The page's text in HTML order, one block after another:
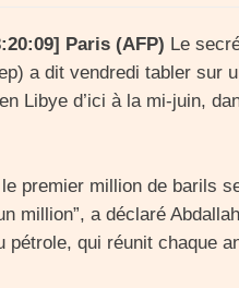
Paris (AFP) Le
a dit vendredi tabler sur
Libye d’ici à la mi-juin,
le premier million de barils
million”, a déclaré
pétrole, qui réunit chaque